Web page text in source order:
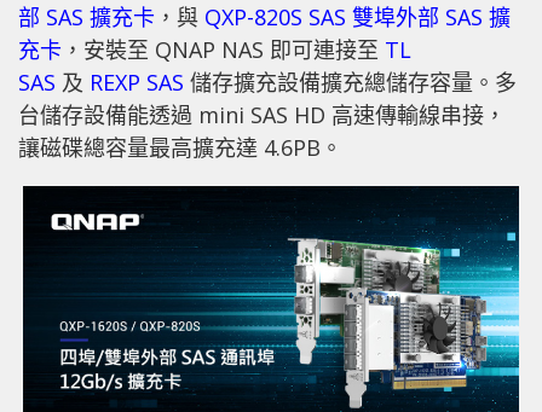
部 SAS 擴充卡 ，與 QXP-820S SAS 雙埠外部 SAS 擴
充卡 ，安裝至 QNAP NAS 即可連接至 TL
SAS 及 REXP SAS 儲存擴充設備擴充總儲存容量。多
台儲存設備能透過 mini SAS HD 高速傳輸線串接，
讓磁碟總容量最高擴充達 4.6PB。